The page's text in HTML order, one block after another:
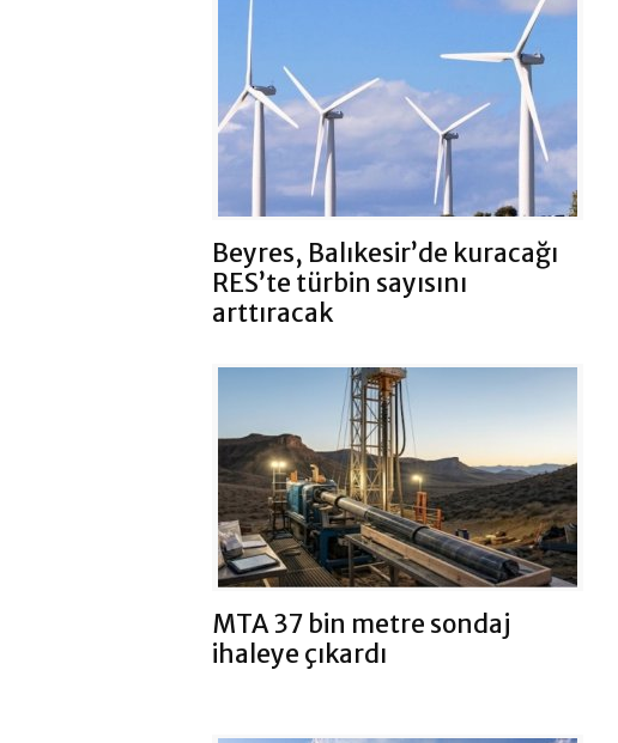
Beyres, Balıkesir’de kuracağı
RES’te türbin sayısını
arttıracak
MTA 37 bin metre sondaj
ihaleye çıkardı